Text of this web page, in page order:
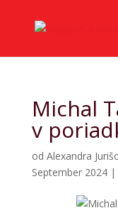
Michal
v
od Alexandra
September 2024|